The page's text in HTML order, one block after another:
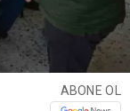
ABONE OL